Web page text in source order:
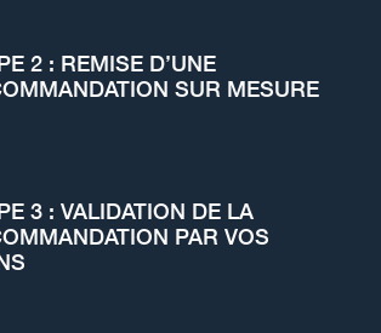
2 : REMISE D’UNE
SUR MESURE
3 : VALIDATION DE LA
PAR VOS